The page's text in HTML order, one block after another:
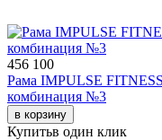
456 100
Рама IMPULSE
комбинация №3
в корзину
Купитьв один клик